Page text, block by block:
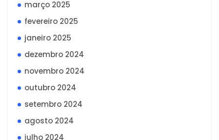
março 2025
fevereiro 2025
janeiro 2025
dezembro 2024
novembro 2024
outubro 2024
setembro 2024
agosto 2024
julho 2024